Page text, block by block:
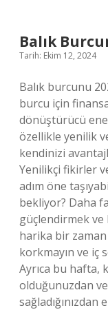
Balık
Tarih: Ekim 12, 2024
Balık burcunu
burcu için
dönüştürücü
özellikle yenilik
kendinizi
Yenilikçi fikirler
adım öne
bekliyor? Daha
güçlendirmek ve
harika bir
korkmayın ve iç
Ayrıca bu hafta,
olduğunuzdan